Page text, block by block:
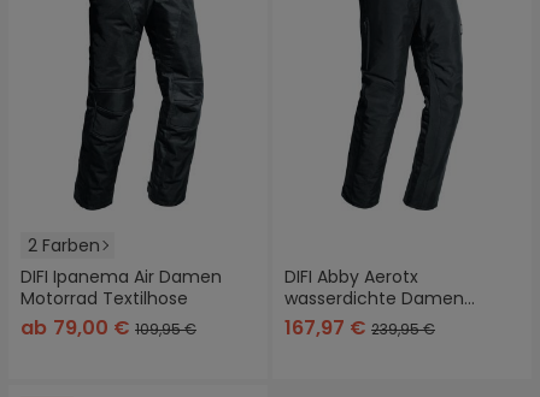
2 Farben
DIFI Ipanema Air Damen
Motorrad Textilhose
ab 79,00 € 109,95 €
DIFI Abby Aerotx
wasserdichte Damen
Motorrad Textilhose Lang
167,97 € 239,95 €